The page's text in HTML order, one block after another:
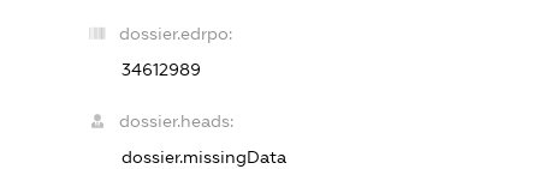
dossier.edrpo:
34612989
dossier.heads:
dossier.missingData